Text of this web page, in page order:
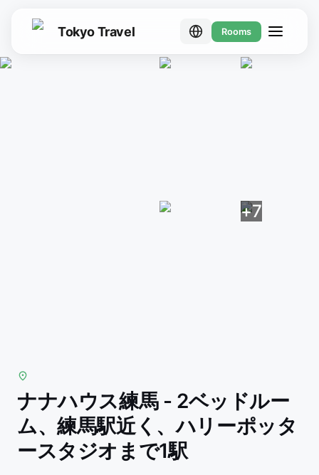
Tokyo Travel Rooms
ナナハウス練馬 - 2ベッドルー
ム、練馬駅近く、ハリーポッタ
ースタジオまで1駅